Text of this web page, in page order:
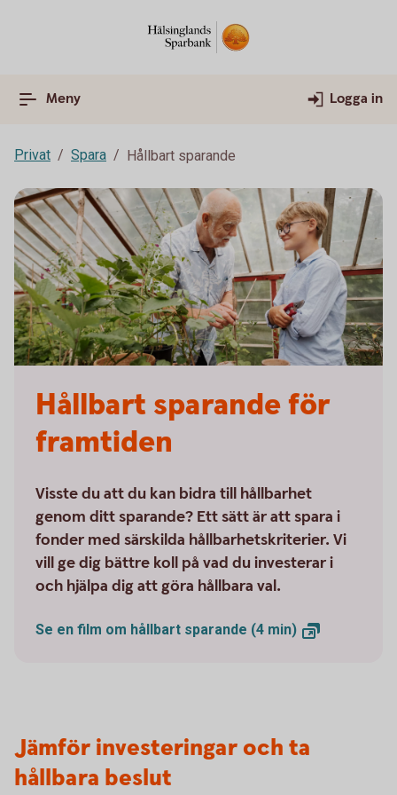
Meny Logga in
Privat Spara Hållbart sparande
Hållbart sparande för
framtiden
Visste du att du kan bidra till hållbarhet
genom ditt sparande? Ett sätt är att spara i
fonder med särskilda hållbarhetskriterier. Vi
vill ge dig bättre koll på vad du investerar i
och hjälpa dig att göra hållbara val.
Se en film om hållbart sparande (4 min)
Jämför investeringar och ta
hållbara beslut